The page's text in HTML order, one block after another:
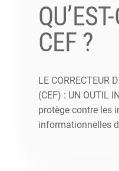
CEF ?
LE CORRECTEUR
(CEF) : UN OUTIL
protège contre les
informationnelles